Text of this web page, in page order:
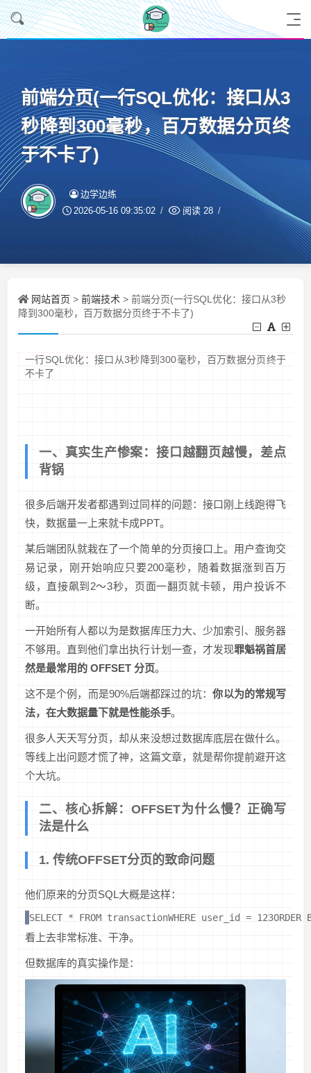
前端分页(一行SQL优化：接口从3
秒降到300毫秒，百万数据分页终
于不卡了)
边学边练
2026-05-16 09:35:02 阅读 28
网站首页 > 前端技术 > 前端分页(一行SQL优化：接口从3秒
降到300毫秒，百万数据分页终于不卡了)
一行SQL优化：接口从3秒降到300毫秒，百万数据分页终于
不卡了
一、真实生产惨案：接口越翻页越慢，差点
背锅
很多后端开发者都遇到过同样的问题：接口刚上线跑得飞
快，数据量一上来就卡成PPT。
某后端团队就栽在了一个简单的分页接口上。用户查询交
易记录，刚开始响应只要200毫秒，随着数据涨到百万
级，直接飙到2～3秒，页面一翻页就卡顿，用户投诉不
断。
一开始所有人都以为是数据库压力大、少加索引、服务器
不够用。直到他们拿出执行计划一查，才发现罪魁祸首居
然是最常用的 OFFSET 分页。
这不是个例，而是90%后端都踩过的坑：你以为的常规写
法，在大数据量下就是性能杀手。
很多人天天写分页，却从来没想过数据库底层在做什么。
等线上出问题才慌了神，这篇文章，就是帮你提前避开这
个大坑。
二、核心拆解：OFFSET为什么慢？正确写
法是什么
1. 传统OFFSET分页的致命问题
他们原来的分页SQL大概是这样：
SELECT * FROM transactionWHERE user_id =
看上去非常标准、干净。
但数据库的真实操作是：